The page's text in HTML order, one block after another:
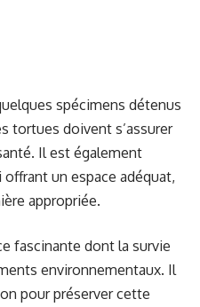
spécimens détenus
tortues doivent s’assurer
Il est également
un espace adéquat,
appropriée.
fascinante dont la survie
environnementaux. Il
pour préserver cette